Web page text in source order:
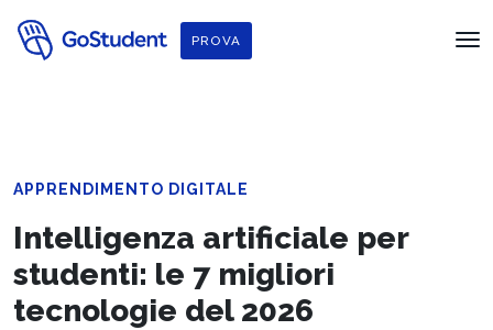
PROVA
APPRENDIMENTO DIGITALE
Intelligenza artificiale per
studenti: le 7 migliori
tecnologie del 2026